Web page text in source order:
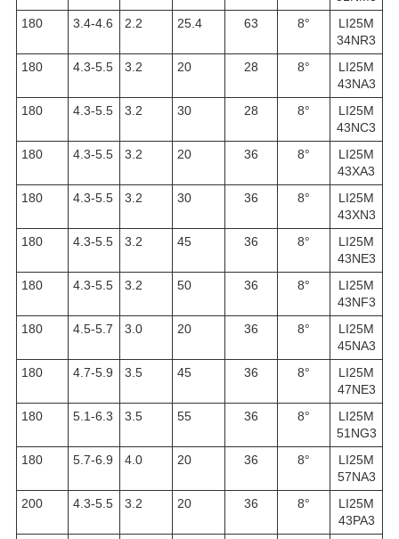
180
3.4-4.6 2.2 25.4 63 8°
LI25M
34NR3
180
4.3-5.5 3.2 20 28 8°
LI25M
43NA3
180
4.3-5.5 3.2 30 28 8°
LI25M
43NC3
180
4.3-5.5 3.2 20 36 8°
LI25M
43XA3
180
4.3-5.5 3.2 30 36 8°
LI25M
43XN3
180
4.3-5.5 3.2 45 36 8°
LI25M
43NE3
180
4.3-5.5 3.2 50 36 8°
LI25M
43NF3
180
4.5-5.7 3.0 20 36 8°
LI25M
45NA3
180
4.7-5.9 3.5 45 36 8°
LI25M
47NE3
180
5.1-6.3 3.5 55 36 8°
LI25M
51NG3
180
5.7-6.9 4.0 20 36 8°
LI25M
57NA3
200
4.3-5.5 3.2 20 36 8°
LI25M
43PA3